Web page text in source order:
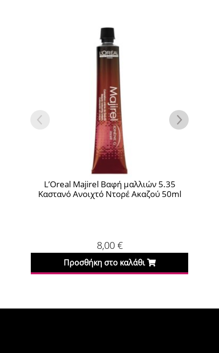
L’Oreal Majirel Βαφή μαλλιών 8.0 Ξανθό
Ανοιχτό Βασικό 50ml
8,00€
Προσθήκη στο καλάθι